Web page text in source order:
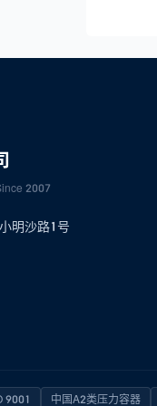
2007
明沙路1号
9001 中国A2类压力容器